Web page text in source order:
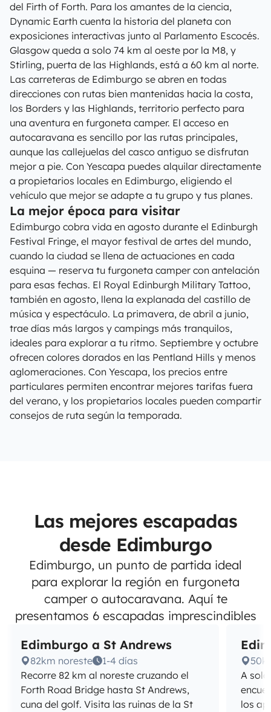
del Firth of Forth. Para los amantes de la ciencia,
Dynamic Earth cuenta la historia del planeta con
exposiciones interactivas junto al Parlamento Escocés.
Glasgow queda a solo 74 km al oeste por la M8, y
Stirling, puerta de las Highlands, está a 60 km al norte.
Las carreteras de Edimburgo se abren en todas
direcciones con rutas bien mantenidas hacia la costa,
los Borders y las Highlands, territorio perfecto para
una aventura en furgoneta camper. El acceso en
autocaravana es sencillo por las rutas principales,
aunque las callejuelas del casco antiguo se disfrutan
mejor a pie. Con Yescapa puedes alquilar directamente
a propietarios locales en Edimburgo, eligiendo el
vehículo que mejor se adapte a tu grupo y tus planes.
La mejor época para visitar
Edimburgo cobra vida en agosto durante el Edinburgh
Festival Fringe, el mayor festival de artes del mundo,
cuando la ciudad se llena de actuaciones en cada
esquina — reserva tu furgoneta camper con antelación
para esas fechas. El Royal Edinburgh Military Tattoo,
también en agosto, llena la explanada del castillo de
música y espectáculo. La primavera, de abril a junio,
trae días más largos y campings más tranquilos,
ideales para explorar a tu ritmo. Septiembre y octubre
ofrecen colores dorados en las Pentland Hills y menos
aglomeraciones. Con Yescapa, los precios entre
particulares permiten encontrar mejores tarifas fuera
del verano, y los propietarios locales pueden compartir
consejos de ruta según la temporada.
Las mejores escapadas
desde Edimburgo
Edimburgo, un punto de partida ideal
para explorar la región en furgoneta
camper o autocaravana. Aquí te
presentamos 6 escapadas imprescindibles
Edimburgo a St Andrews
82km noreste
1-4 días
Recorre 82 km al noreste cruzando el
Forth Road Bridge hasta St Andrews,
cuna del golf. Visita las ruinas de la St
A solo
los